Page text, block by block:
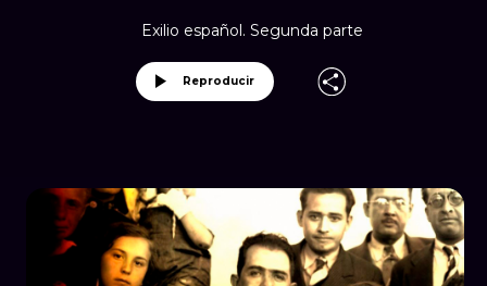
Exilio español. Segunda parte
Reproducir